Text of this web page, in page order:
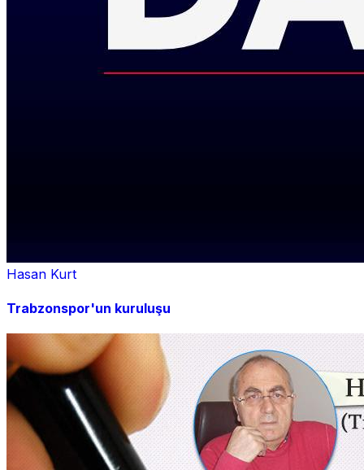
Hasan Kurt
Trabzonspor'un kuruluşu